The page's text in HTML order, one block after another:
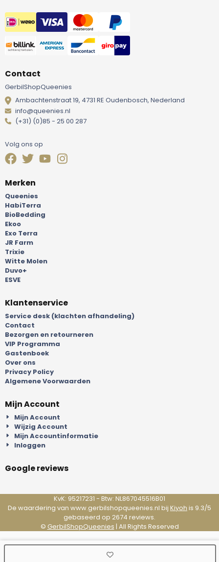
Contact
GerbilShopQueenies
Ambachtenstraat 19, 4731 RE Oudenbosch, Nederland
info@queenies.nl
(+31) (0)85 - 25 00 287
Volg ons op
Merken
Queenies
HabiTerra
BioBedding
Ekoo
Exo Terra
JR Farm
Trixie
Witte Molen
Duvo+
ESVE
Klantenservice
Service desk (klachten afhandeling)
Contact
Bezorgen en retourneren
VIP Programma
Gastenboek
Over ons
Privacy Policy
Algemene Voorwaarden
Mijn Account
Mijn Account
Wijzig Account
Mijn Accountinformatie
Inloggen
Google reviews
KvK: 95217231 - Btw: NL867045516B01
De waardering van www.gerbilshopqueenies.nl bij Kiyoh is 9.3/5
gebaseerd op 2674 reviews.
© GerbilShopQueenies | All Rights Reserved